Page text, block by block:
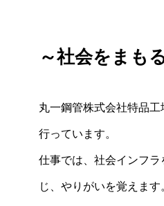
～社会をまも
丸一鋼管株式会社特品
行っています。
仕事では、社会インフ
じ、やりがいを覚えます